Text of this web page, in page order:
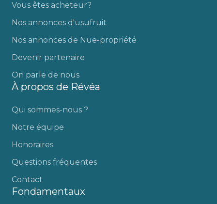
Vous êtes acheteur?
Nos annonces d'usufruit
Nos annonces de Nue-propriété
Devenir partenaire
On parle de nous
À propos de Révéa
Qui sommes-nous ?
Notre équipe
Honoraires
Questions fréquentes
Contact
Fondamentaux